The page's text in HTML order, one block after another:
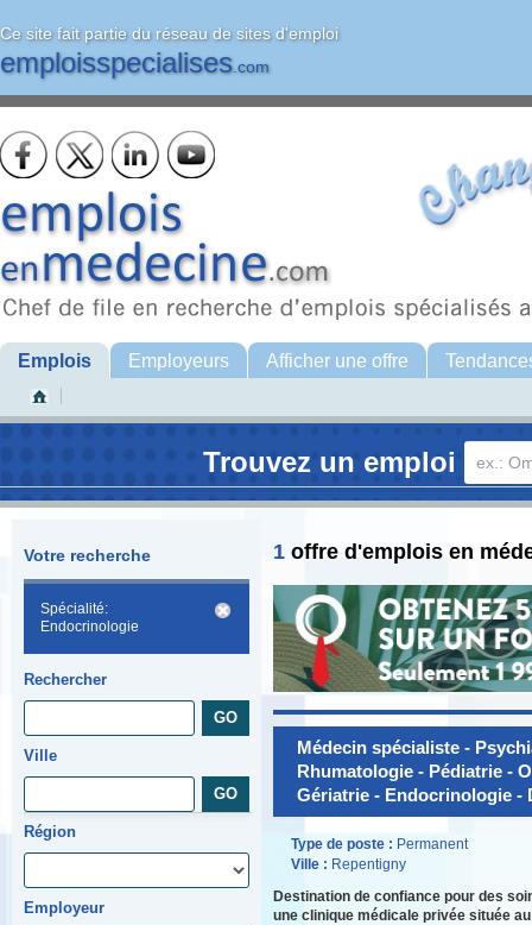
Ce site fait partie du réseau de sites d'emploi
emploisspecialises.com
Emplois Employeurs Afficher une offre
Trouvez un emploi
Votre recherche
Spécialité:
Endocrinologie
Rechercher
Ville
Région
Employeur
1 offre d'emplois en
Médecin spécialiste -
Rhumatologie - Pédiatrie -
Gériatrie - Endocrinologie -
Type de poste : Permanent
Ville : Repentigny
Destination de confiance pour des
une clinique médicale privée située